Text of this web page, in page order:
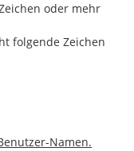
oder mehr
folgende Zeichen
Namen.